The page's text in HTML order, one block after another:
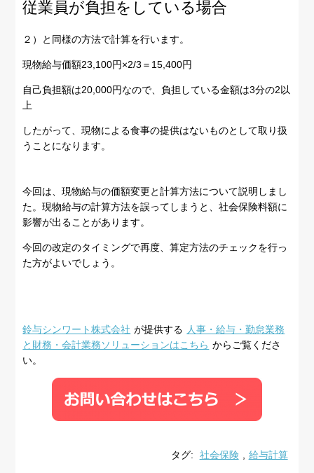
従業員が負担をしている場合
２）と同様の方法で計算を行います。
現物給与価額23,100円×2/3＝15,400円
自己負担額は20,000円なので、負担している金額は3分の2以
上
したがって、現物による食事の提供はないものとして取り扱
うことになります。
今回は、現物給与の価額変更と計算方法について説明しまし
た。現物給与の計算方法を誤ってしまうと、社会保険料額に
影響が出ることがあります。
今回の改定のタイミングで再度、算定方法のチェックを行っ
た方がよいでしょう。
鈴与シンワート株式会社 が提供する 人事・給与・勤怠業務
と財務・会計業務ソリューションはこちら からご覧くださ
い。
タグ: 社会保険 , 給与計算